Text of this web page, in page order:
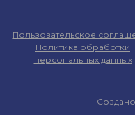
Политика обработки
персональных данных
Пользовательское